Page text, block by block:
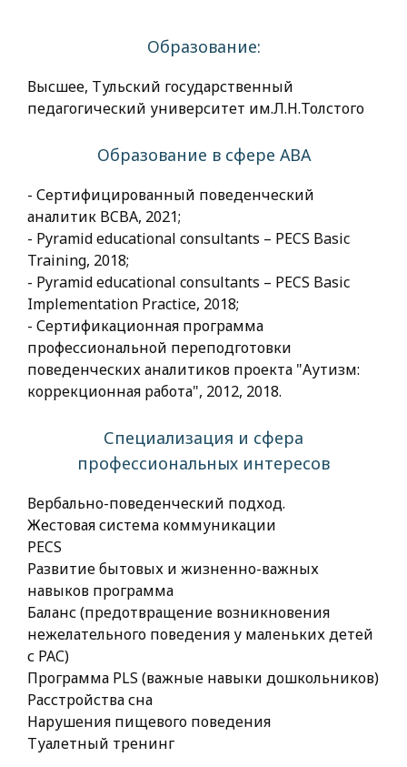
Образование:
Высшее, Тульский государственный
педагогический университет им.Л.Н.Толстого
Образование в сфере АВА
- Сертифицированный поведенческий
аналитик BCBA, 2021;
- Pyramid educational consultants – PECS Basic
Training, 2018;
- Pyramid educational consultants – PECS Basic
Implementation Practice, 2018;
- Сертификационная программа
профессиональной переподготовки
поведенческих аналитиков проекта "Аутизм:
коррекционная работа", 2012, 2018.
Специализация и сфера
профессиональных интересов
Вербально-поведенческий подход.
Жестовая система коммуникации
PECS
Развитие бытовых и жизненно-важных
навыков программа
Баланс (предотвращение возникновения
нежелательного поведения у маленьких детей
с РАС)
Программа PLS (важные навыки дошкольников)
Расстройства сна
Нарушения пищевого поведения
Туалетный тренинг